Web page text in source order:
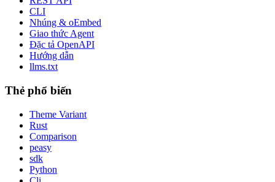
CLI
Nhúng & oEmbed
Giao thức Agent
Đặc tả OpenAPI
Hướng dẫn
llms.txt
Thẻ phổ biến
Theme Variant
Rust
Comparison
peasy
sdk
Python